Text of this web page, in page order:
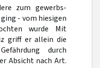
zum gewerbs-
- vom hiesigen
wurde Mit
griff er allein die
durch
Absicht nach Art.